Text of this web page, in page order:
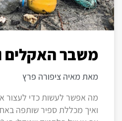
משבר האקלים
מאת מאיה ציפורה פרץ
מה אפשר לעשות כדי לעצור
ואיך מכללת ספיר שותפה